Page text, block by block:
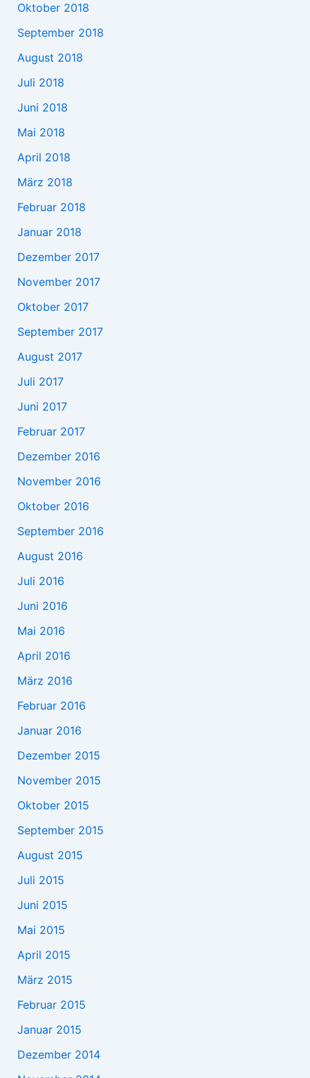
Oktober 2018
September 2018
August 2018
Juli 2018
Juni 2018
Mai 2018
April 2018
März 2018
Februar 2018
Januar 2018
Dezember 2017
November 2017
Oktober 2017
September 2017
August 2017
Juli 2017
Juni 2017
Februar 2017
Dezember 2016
November 2016
Oktober 2016
September 2016
August 2016
Juli 2016
Juni 2016
Mai 2016
April 2016
März 2016
Februar 2016
Januar 2016
Dezember 2015
November 2015
Oktober 2015
September 2015
August 2015
Juli 2015
Juni 2015
Mai 2015
April 2015
März 2015
Februar 2015
Januar 2015
Dezember 2014